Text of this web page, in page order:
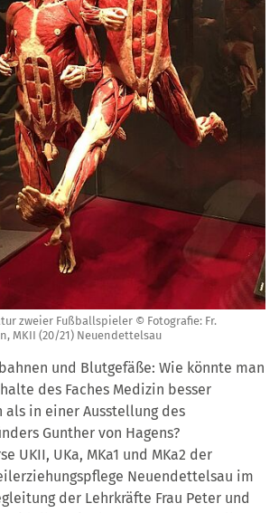
zweier Fußballspieler © Fotografie: Fr.
MKII (20/21) Neuendettelsau
und Blutgefäße: Wie könnte man
des Faches Medizin besser
als in einer Ausstellung des
Gunther von Hagens?
UKII, UKa, MKa1 und MKa2 der
Neuendettelsau im
der Lehrkräfte Frau Peter und